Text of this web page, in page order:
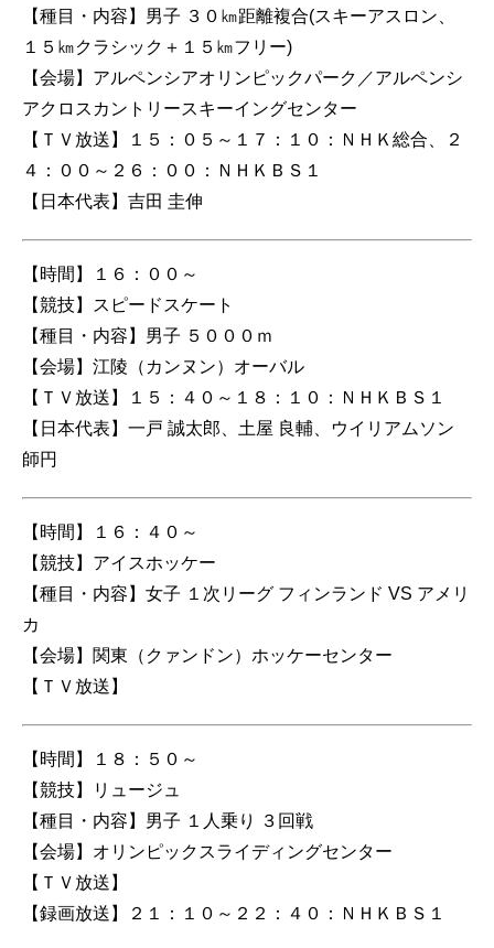
【種目・内容】男子 ３０㎞距離複合(スキーアスロン、
１５㎞クラシック＋１５㎞フリー)
【会場】アルペンシアオリンピックパーク／アルペンシ
アクロスカントリースキーイングセンター
【ＴＶ放送】１５：０５～１７：１０：ＮＨＫ総合、２
４：００～２６：００：ＮＨＫＢＳ１
【日本代表】吉田 圭伸
【時間】１６：００～
【競技】スピードスケート
【種目・内容】男子 ５０００ｍ
【会場】江陵（カンヌン）オーバル
【ＴＶ放送】１５：４０～１８：１０：ＮＨＫＢＳ１
【日本代表】一戸 誠太郎、土屋 良輔、ウイリアムソン
師円
【時間】１６：４０～
【競技】アイスホッケー
【種目・内容】女子 １次リーグ フィンランド VS アメリ
カ
【会場】関東（クァンドン）ホッケーセンター
【ＴＶ放送】
【時間】１８：５０～
【競技】リュージュ
【種目・内容】男子 １人乗り ３回戦
【会場】オリンピックスライディングセンター
【ＴＶ放送】
【録画放送】２１：１０～２２：４０：ＮＨＫＢＳ１